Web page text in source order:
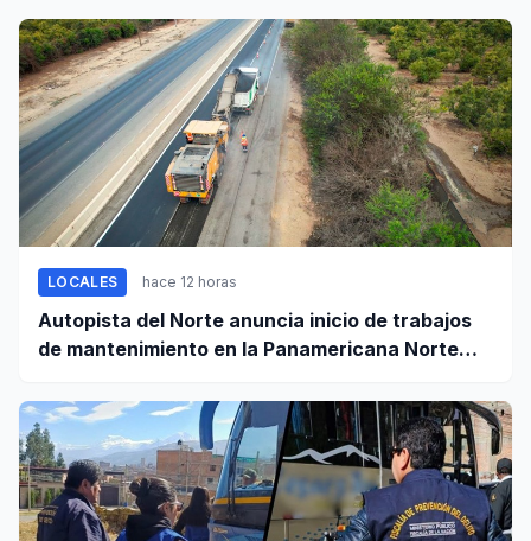
LOCALES hace 12 horas
Autopista del Norte anuncia inicio de trabajos
de mantenimiento en la Panamericana Norte